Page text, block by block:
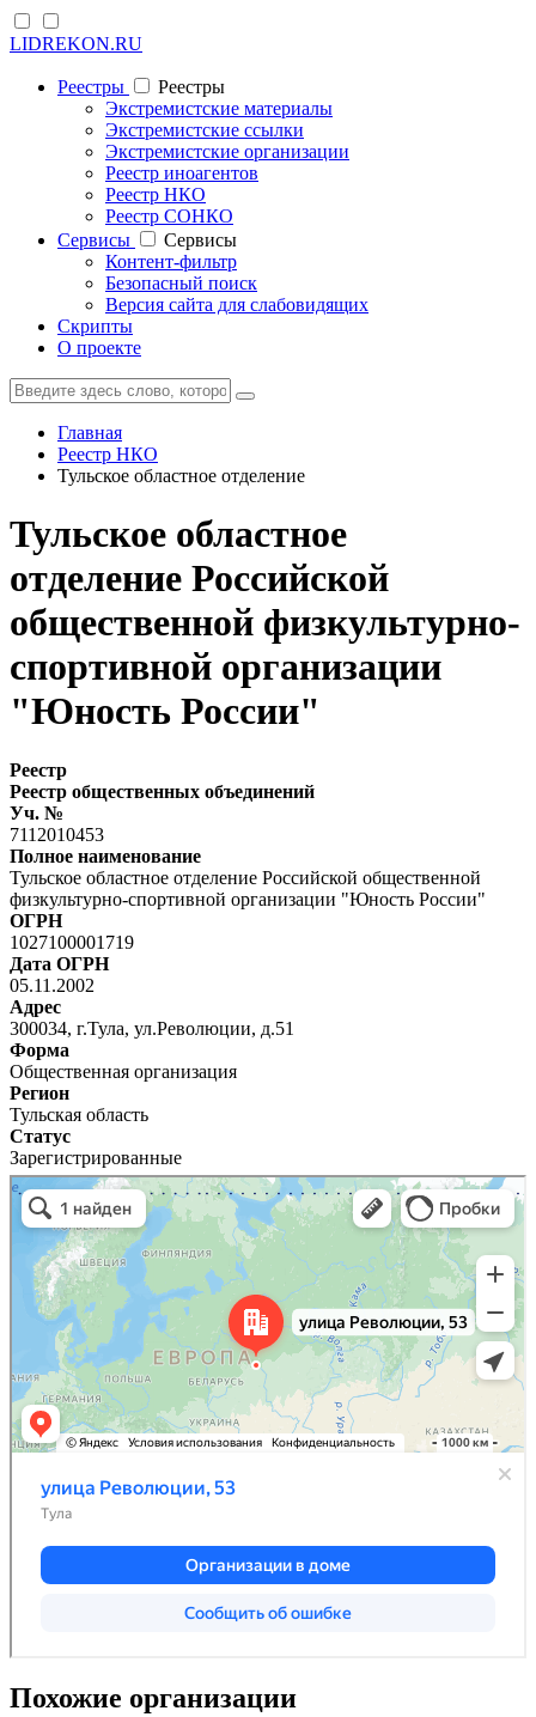
LIDREKON.RU
Реестры
Реестры
Экстремистские материалы
Экстремистские ссылки
Экстремистские организации
Реестр иноагентов
Реестр НКО
Реестр СОНКО
Cервисы
Cервисы
Контент-фильтр
Безопасный поиск
Версия сайта для слабовидящих
Скрипты
О проекте
Главная
Реестр НКО
Тульское областное отделение
Тульское областное
отделение Российской
общественной физкультурно-
спортивной организации
"Юность России"
Реестр
Реестр общественных объединений
Уч. №
7112010453
Полное наименование
Тульское областное отделение Российской общественной
физкультурно-спортивной организации "Юность России"
ОГРН
1027100001719
Дата ОГРН
05.11.2002
Адрес
300034, г.Тула, ул.Революции, д.51
Форма
Общественная организация
Регион
Тульская область
Статус
Зарегистрированные
Похожие организации